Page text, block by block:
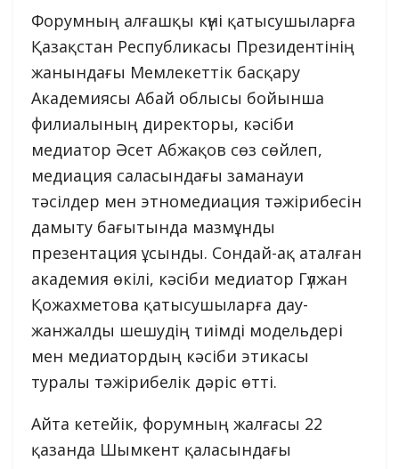
Форумның алғашқы күні қатысушыларға
Қазақстан Республикасы Президентінің
жанындағы Мемлекеттік басқару
Академиясы Абай облысы бойынша
филиалының директоры, кәсіби
медиатор Әсет Абжақов сөз сөйлеп,
медиация саласындағы заманауи
тәсілдер мен этномедиация тәжірибесін
дамыту бағытында мазмұнды
презентация ұсынды. Сондай-ақ аталған
академия өкілі, кәсіби медиатор Гүлжан
Қожахметова қатысушыларға дау-
жанжалды шешудің тиімді модельдері
мен медиатордың кәсіби этикасы
туралы тәжірибелік дәріс өтті.
Айта кетейік, форумның жалғасы 22
қазанда Шымкент қаласындағы